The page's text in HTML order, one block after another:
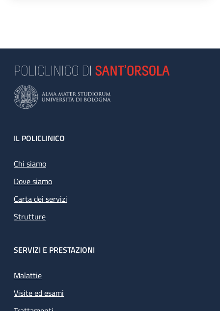
Footer
IL POLICLINICO
Chi siamo
Dove siamo
Carta dei servizi
Strutture
SERVIZI E PRESTAZIONI
Malattie
Visite ed esami